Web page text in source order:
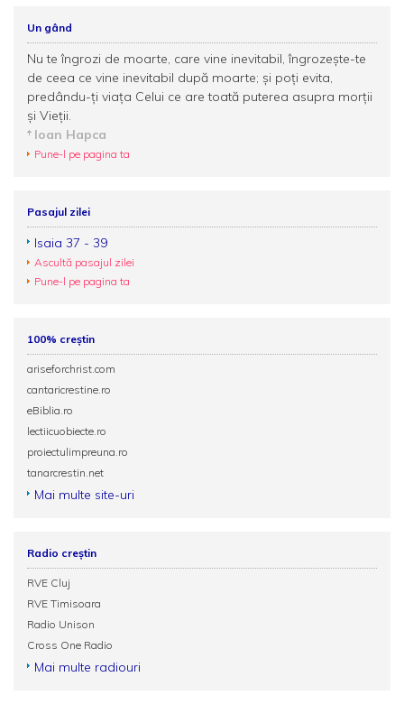
Un gând
Nu te îngrozi de moarte, care vine inevitabil, îngrozește-te
de ceea ce vine inevitabil după moarte; şi poţi evita,
predându-ţi viaţa Celui ce are toată puterea asupra morţii
şi Vieţii.
Ioan Hapca
Pune-l pe pagina ta
Pasajul zilei
Isaia 37 - 39
Ascultă pasajul zilei
Pune-l pe pagina ta
100% creștin
ariseforchrist.com
cantaricrestine.ro
eBiblia.ro
lectiicuobiecte.ro
proiectulimpreuna.ro
tanarcrestin.net
Mai multe site-uri
Radio creștin
RVE Cluj
RVE Timisoara
Radio Unison
Cross One Radio
Mai multe radiouri